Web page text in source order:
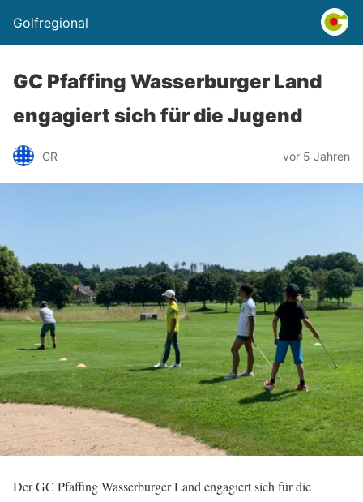
Golfregional
GC Pfaffing Wasserburger Land
engagiert sich für die Jugend
GR vor 5 Jahren
Der GC Pfaffing Wasserburger Land engagiert sich für die